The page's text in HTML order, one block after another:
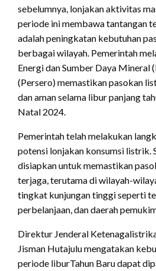
sebelumnya, lonjakan aktivitas
periode ini membawa tantangan
adalah peningkatan kebutuhan
berbagai wilayah. Pemerintah
Energi dan Sumber Daya Mineral
(Persero) memastikan pasokan
dan aman selama libur panjang
Natal 2024.
Pemerintah telah melakukan
potensi lonjakan konsumsi listrik.
disiapkan untuk memastikan
terjaga, terutama di wilayah-
tingkat kunjungan tinggi seperti
perbelanjaan, dan daerah
Direktur Jenderal
Jisman Hutajulu mengatakan
periode liburTahun Baru dapat